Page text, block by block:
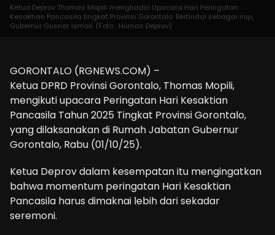
Ketua Deprov Thomas Mopili menghadiri Upacara Hari Peringatan
Kesaktian Pancasila tingkat Provinsi Gorontalo. Bertindal sebagai irup,
Gubernur Gusnar Ismail. (Foto : Humas Deprov)
GORONTALO (RGNEWS.COM) –
Ketua DPRD Provinsi Gorontalo, Thomas Mopili,
mengikuti upacara Peringatan Hari Kesaktian
Pancasila Tahun 2025 Tingkat Provinsi Gorontalo,
yang dilaksanakan di Rumah Jabatan Gubernur
Gorontalo, Rabu (01/10/25).
Ketua Deprov dalam kesempatan itu mengingatkan
bahwa momentum peringatan Hari Kesaktian
Pancasila harus dimaknai lebih dari sekadar
seremoni.